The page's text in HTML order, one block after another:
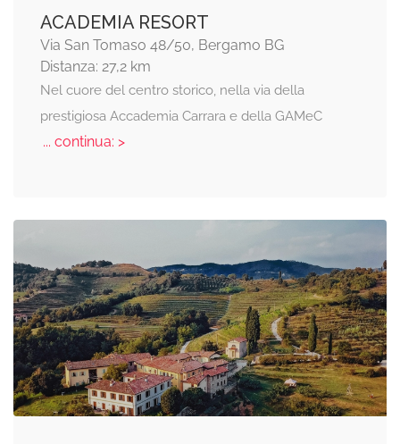
ACADEMIA RESORT
Via San Tomaso 48/50, Bergamo BG
Distanza: 27,2 km
Nel cuore del centro storico, nella via della
prestigiosa Accademia Carrara e della GAMeC
... continua: >